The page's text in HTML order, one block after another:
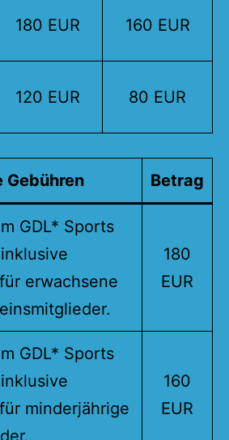
180 EUR 160 EUR
120 EUR 80 EUR
Gebühren Betrag
GDL* Sports
erwachsene
180
EUR
GDL* Sports
minderjährige
160
EUR